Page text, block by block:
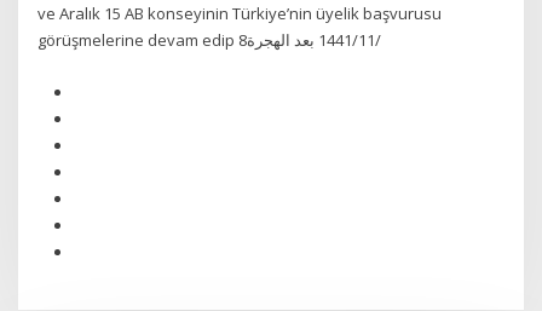
ve Aralık 15 AB konseyinin Türkiye’nin üyelik başvurusu
görüşmelerine devam edip 8‏‏/11‏‏/1441 بعد الهجرة